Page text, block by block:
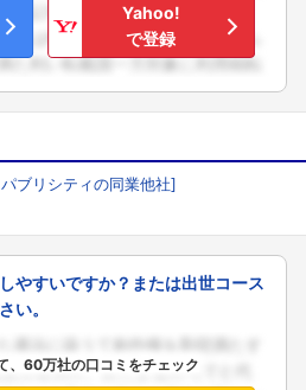
Yahoo!
で登録
ブリシティの同業他社]
やすいですか？または出世コース
い。
、60万社の口コミをチェック